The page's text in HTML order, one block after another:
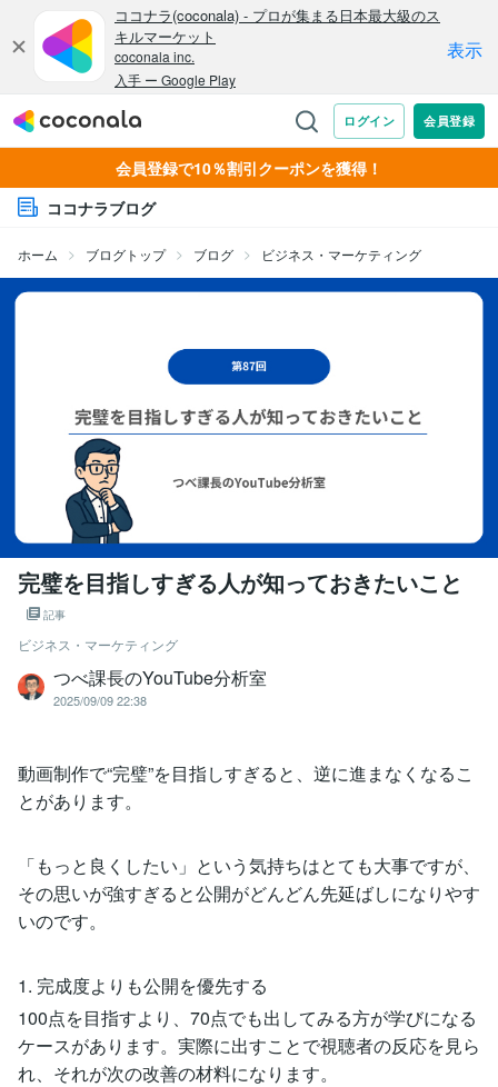
会員登録で10％割引クーポンを獲得！
ココナラブログ
ホーム ブログトップ ブログ ビジネス・マーケティング
完璧を目指しすぎる人が知っておきたいこと
記事
ビジネス・マーケティング
つべ課長のYouTube分析室
2025/09/09 22:38
動画制作で“完璧”を目指しすぎると、逆に進まなくなるこ
とがあります。
「もっと良くしたい」という気持ちはとても大事ですが、
その思いが強すぎると公開がどんどん先延ばしになりやす
いのです。
1. 完成度よりも公開を優先する
100点を目指すより、70点でも出してみる方が学びになる
ケースがあります。実際に出すことで視聴者の反応を見ら
れ、それが次の改善の材料になります。